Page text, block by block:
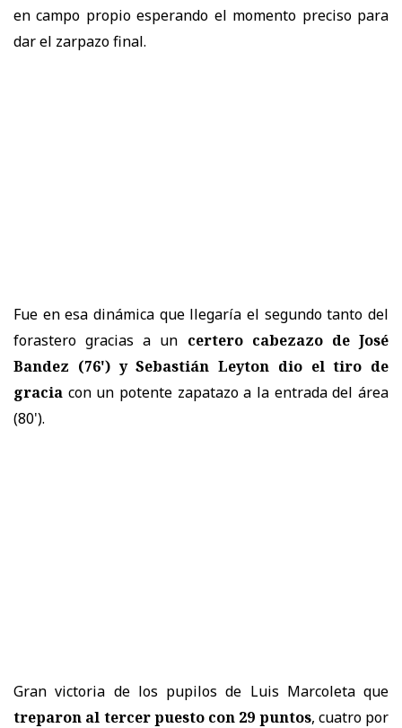
en campo propio esperando el momento preciso para
dar el zarpazo final.
Fue en esa dinámica que llegaría el segundo tanto del
forastero gracias a un certero cabezazo de José
Bandez (76') y Sebastián Leyton dio el tiro de
gracia con un potente zapatazo a la entrada del área
(80').
Gran victoria de los pupilos de Luis Marcoleta que
treparon al tercer puesto con 29 puntos, cuatro por